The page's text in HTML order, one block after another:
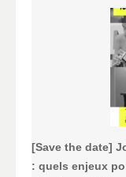
[Save the date]
: quels enjeux